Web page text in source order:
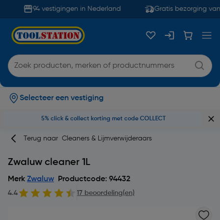
94 vestigingen in Nederland Gratis bezorging
Selecteer een vestiging
5% click & collect korting met code COLLECT
Terug naar Cleaners & Lijmverwijderaars
Zwaluw cleaner 1L
Merk Zwaluw Productcode: 94432
4.4 17 beoordeling(en)